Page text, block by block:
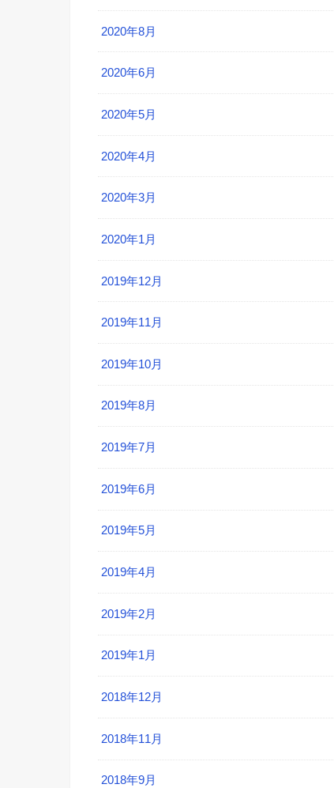
2020年8月
2020年6月
2020年5月
2020年4月
2020年3月
2020年1月
2019年12月
2019年11月
2019年10月
2019年8月
2019年7月
2019年6月
2019年5月
2019年4月
2019年2月
2019年1月
2018年12月
2018年11月
2018年9月